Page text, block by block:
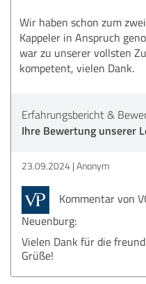
Wir haben schon zum
Kappeler in Anspruch
war zu unserer vollsten
kompetent, vielen Dank.
Erfahrungsbericht &
Ihre Bewertung unserer
23.09.2024 Anonym
Kommentar von
Neuenburg:
Vielen Dank für die
Grüße!